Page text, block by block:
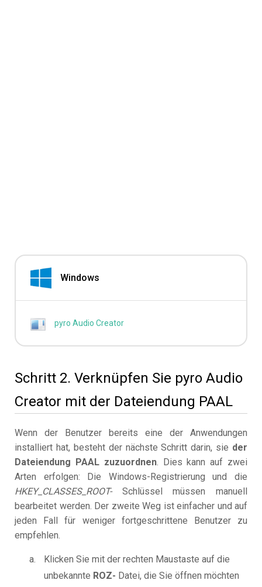
Windows
pyro Audio Creator
Schritt 2. Verknüpfen Sie pyro Audio
Creator mit der Dateiendung PAAL
Wenn der Benutzer bereits eine der Anwendungen
installiert hat, besteht der nächste Schritt darin, sie der
Dateiendung PAAL zuzuordnen. Dies kann auf zwei
Arten erfolgen: Die Windows-Registrierung und die
HKEY_CLASSES_ROOT-Schlüssel müssen manuell
bearbeitet werden. Der zweite Weg ist einfacher und auf
jeden Fall für weniger fortgeschrittene Benutzer zu
empfehlen.
Klicken Sie mit der rechten Maustaste auf die
unbekannte ROZ- Datei, die Sie öffnen möchten